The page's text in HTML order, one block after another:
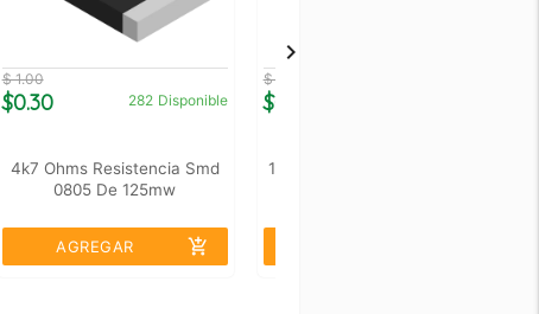
$ 1.00
$0.30 282 Disponible
4k7 Ohms Resistencia Smd
0805 De 125mw
AGREGAR add_shopping_cart
$ 1.00
$0.30
100k Ohms Resistencia Smd